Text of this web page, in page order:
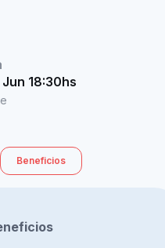
18:30hs
Beneficios